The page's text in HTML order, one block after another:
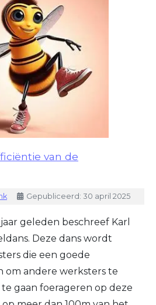
van de
Gepubliceerd: 30 april 2025
geleden beschreef Karl
Deze dans wordt
die een goede
om andere werksters te
gaan foerageren op deze